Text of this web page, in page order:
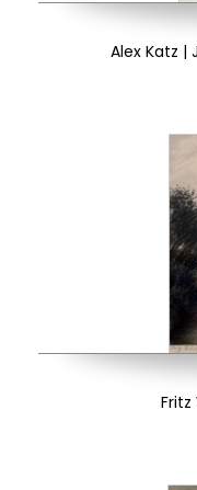
Alex Katz |